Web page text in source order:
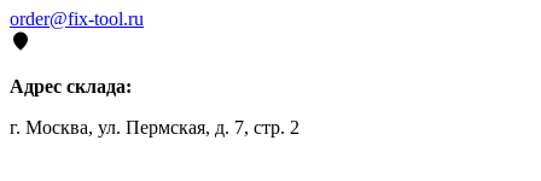
order@fix-tool.ru
Адрес склада:
г. Москва, ул. Пермская, д. 7, стр. 2